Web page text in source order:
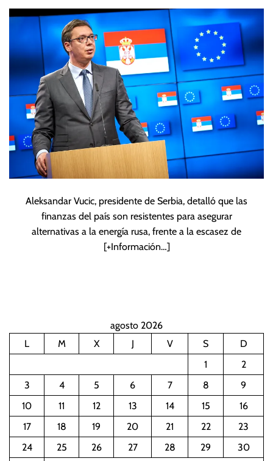
combustible ruso
Aleksandar Vucic, presidente de Serbia, detalló que las
finanzas del país son resistentes para asegurar
alternativas a la energía rusa, frente a la escasez de
[+Información…]
agosto 2026
L
M X J V S
D
1
2
3
4 5 6 7 8
9
10
11 12 13 14 15
16
17
18 19 20 21 22
23
24
25 26 27 28 29
30